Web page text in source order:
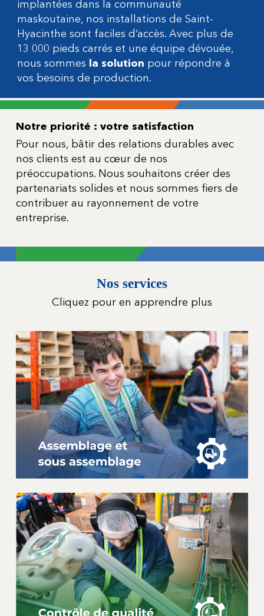
implantées dans la communauté
maskoutaine, nos installations de Saint-
Hyacinthe sont faciles d’accès. Avec plus de
13 000 pieds carrés et une équipe dévouée,
nous sommes
la solution pour répondre à
vos besoins de production.
Notre priorité : votre satisfaction
Pour nous, bâtir des relations durables avec
nos clients est au cœur de nos
préoccupations. Nous souhaitons créer des
partenariats solides et nous sommes fiers de
contribuer au rayonnement de votre
entreprise.
-
Nos services
Cliquez pour en apprendre plus